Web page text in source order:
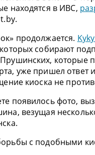
находятся в ИВС,
продолжается.
собирают
которые
уже пришел
киоска не
появилось фото,
везущая
с подобными